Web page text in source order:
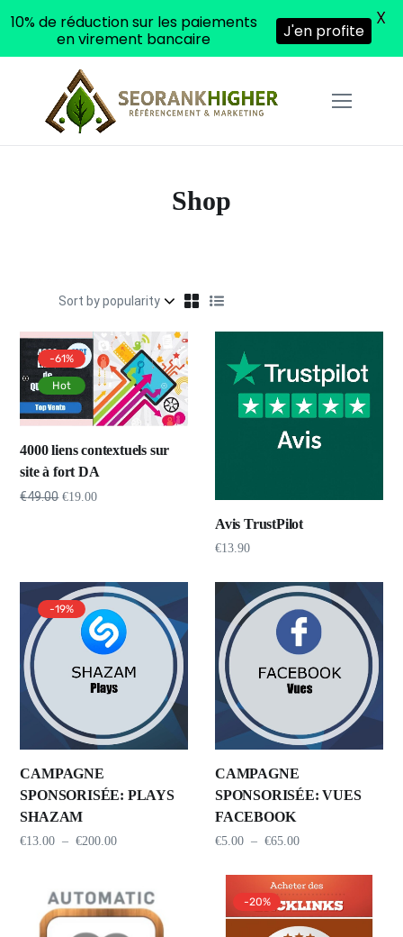
Shop
-61%
Hot
4000 liens contextuels sur
site à fort DA
€49.00 €19.00
Avis TrustPilot
€13.90
-19%
CAMPAGNE
SPONSORISÉE: PLAYS
SHAZAM
€13.00 – €200.00
CAMPAGNE
SPONSORISÉE: VUES
FACEBOOK
€5.00 – €65.00
-20%
10% de réduction sur les paiements
en virement bancaire
J'en profite
X